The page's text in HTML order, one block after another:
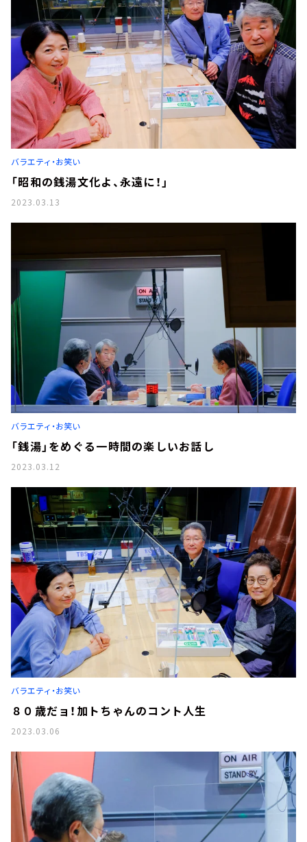
バラエティ・お笑い
「昭和の銭湯文化よ、永遠に！」
2023.03.13
バラエティ・お笑い
「銭湯」をめぐる一時間の楽しいお話し
2023.03.12
バラエティ・お笑い
８０歳だョ！加トちゃんのコント人生
2023.03.06